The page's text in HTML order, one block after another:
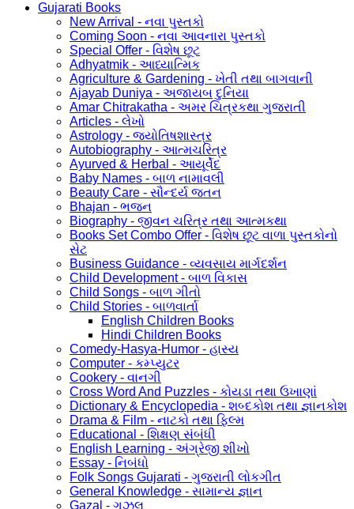
Gujarati Books
New Arrival - નવા પુસ્તકો
Coming Soon - નવા આવનારા પુસ્તકો
Special Offer - વિશેષ છૂટ
Adhyatmik - આધ્યાત્મિક
Agriculture & Gardening - ખેતી તથા બાગવાની
Ajayab Duniya - અજાયબ દુનિયા
Amar Chitrakatha - અમર ચિત્રકથા ગુજરાતી
Articles - લેખો
Astrology - જ્યોતિષશાસ્ત્ર
Autobiography - આત્મચરિત્ર
Ayurved & Herbal - આયૂર્વેદ
Baby Names - બાળ નામાવલી
Beauty Care - સૌન્દર્ય જતન
Bhajan - ભજન
Biography - જીવન ચરિત્ર તથા આત્મકથા
Books Set Combo Offer - વિશેષ છૂટ વાળા પુસ્તકોનો
સેટ
Business Guidance - વ્યવસાય માર્ગદર્શન
Child Development - બાળ વિકાસ
Child Songs - બાળ ગીતો
Child Stories - બાળવાર્તા
English Children Books
Hindi Children Books
Comedy-Hasya-Humor - હાસ્ય
Computer - કમ્પ્યુટર
Cookery - વાનગી
Cross Word And Puzzles - કોયડા તથા ઉખાણાં
Dictionary & Encyclopedia - શબ્દકોશ તથા જ્ઞાનકોશ
Drama & Film - નાટકો તથા ફિલ્મ
Educational - શિક્ષણ સંબંધી
English Learning - અંગ્રેજી શીખો
Essay - નિબંધો
Folk Songs Gujarati - ગુજરાતી લોકગીત
General Knowledge - સામાન્ય જ્ઞાન
Gazal - ગઝલ